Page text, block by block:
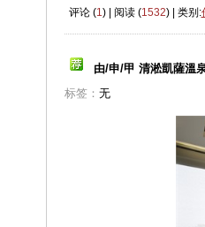
评论 (1) | 阅读 (1532) | 类别:
由/申/甲 清淞凱薩溫
标签： 无